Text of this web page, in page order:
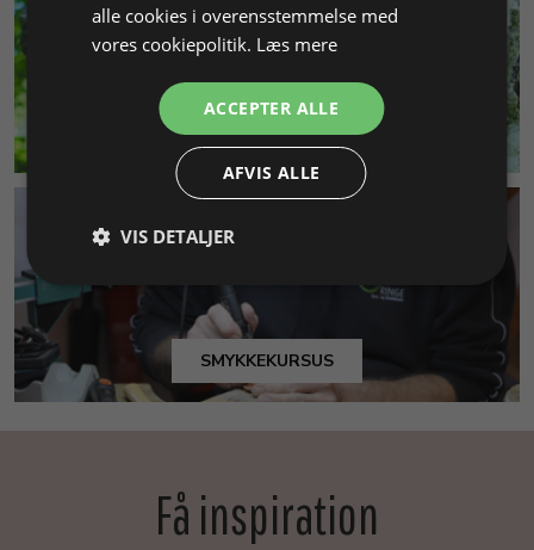
MILJØ & BÆREDYGTIGHED
SMYKKEKURSUS
Få inspiration
alle cookies i overensstemmelse med
vores cookiepolitik. Læs mere
ACCEPTER ALLE
AFVIS ALLE
VIS DETALJER